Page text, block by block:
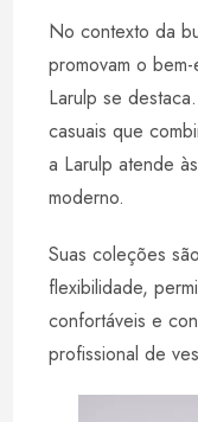
No contexto da
promovam o
Larulp se
casuais que
a Larulp atende
moderno.
Suas coleções
flexibilidade,
confortáveis e
profissional de